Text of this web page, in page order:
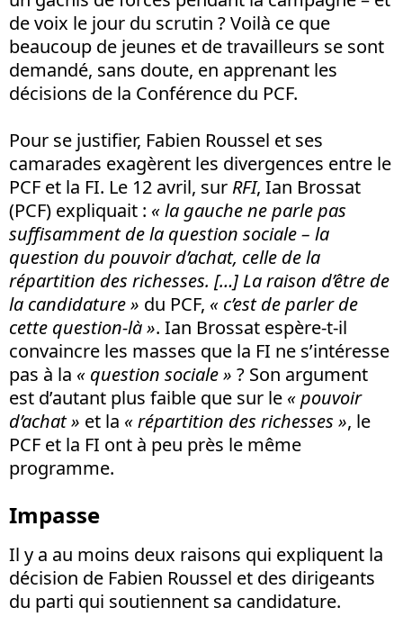
de voix le jour du scrutin ? Voilà ce que
beaucoup de jeunes et de travailleurs se sont
demandé, sans doute, en apprenant les
décisions de la Conférence du PCF.
Pour se justifier, Fabien Roussel et ses
camarades exagèrent les divergences entre le
PCF et la FI. Le 12 avril, sur RFI, Ian Brossat
(PCF) expliquait : « la gauche ne parle pas
suffisamment de la question sociale – la
question du pouvoir d’achat, celle de la
répartition des richesses. […] La raison d’être de
la candidature » du PCF, « c’est de parler de
cette question-là ». Ian Brossat espère-t-il
convaincre les masses que la FI ne s’intéresse
pas à la « question sociale » ? Son argument
est d’autant plus faible que sur le « pouvoir
d’achat » et la « répartition des richesses », le
PCF et la FI ont à peu près le même
programme.
Impasse
Il y a au moins deux raisons qui expliquent la
décision de Fabien Roussel et des dirigeants
du parti qui soutiennent sa candidature.